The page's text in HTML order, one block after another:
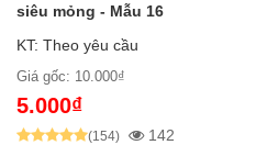
siêu mỏng - Mẫu 16
KT: Theo yêu cầu
Giá gốc: 10.000₫
5.000₫
(154) 142